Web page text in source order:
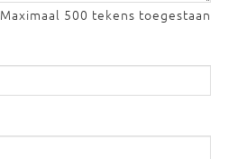
Maximaal 500 tekens toegestaan